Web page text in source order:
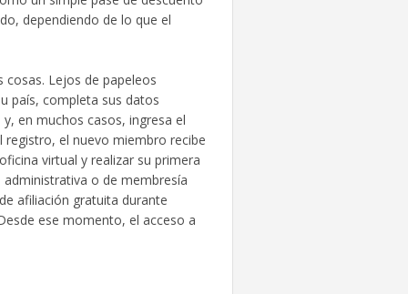
dependiendo de lo que el
Lejos de papeleos
país, completa sus datos
en muchos casos, ingresa el
el nuevo miembro recibe
virtual y realizar su primera
o de membresía
afiliación gratuita durante
ese momento, el acceso a